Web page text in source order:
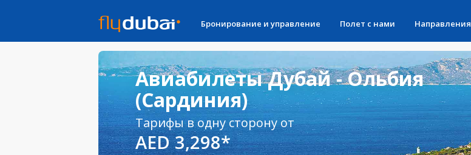
Бронирование и управление Полет с нами Направления
Авиабилеты Дубай - Ольбия
(Сардиния)
Тарифы в одну сторону от
AED 3,298*